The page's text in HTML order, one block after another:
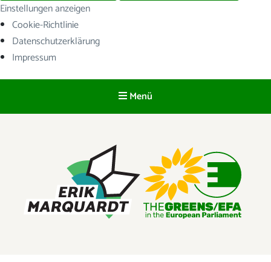
Einstellungen anzeigen
Cookie-Richtlinie
Datenschutzerklärung
Impressum
Menü